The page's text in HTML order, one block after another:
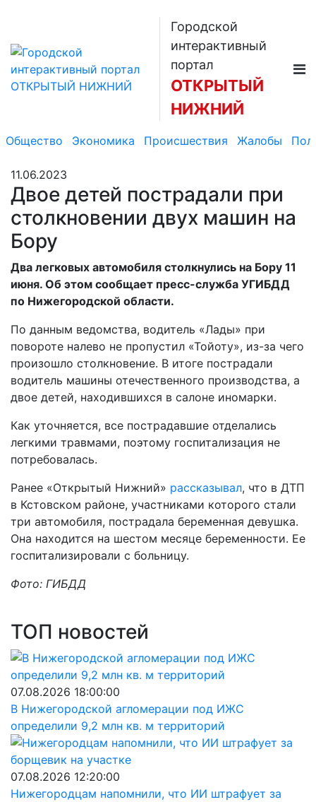
Городской
интерактивный
портал
ОТКРЫТЫЙ
НИЖНИЙ
Общество Экономика Происшествия Жалобы
11.06.2023
Двое детей пострадали при
столкновении двух машин на
Бору
Два легковых автомобиля столкнулись на Бору 11
июня. Об этом сообщает пресс-служба УГИБДД
по Нижегородской области.
По данным ведомства, водитель «Лады» при
повороте налево не пропустил «Тойоту», из-за чего
произошло столкновение. В итоге пострадали
водитель машины отечественного производства, а
двое детей, находившихся в салоне иномарки.
Как уточняется, все пострадавшие отделались
легкими травмами, поэтому госпитализация не
потребовалась.
Ранее «Открытый Нижний» рассказывал, что в ДТП
в Кстовском районе, участниками которого стали
три автомобиля, пострадала беременная девушка.
Она находится на шестом месяце беременности. Ее
госпитализировали с больницу.
Фото: ГИБДД
ТОП новостей
07.08.2026 18:00:00
В Нижегородской агломерации под ИЖС
определили 9,2 млн кв. м территорий
07.08.2026 12:20:00
Нижегородцам напомнили, что ИИ штрафует за